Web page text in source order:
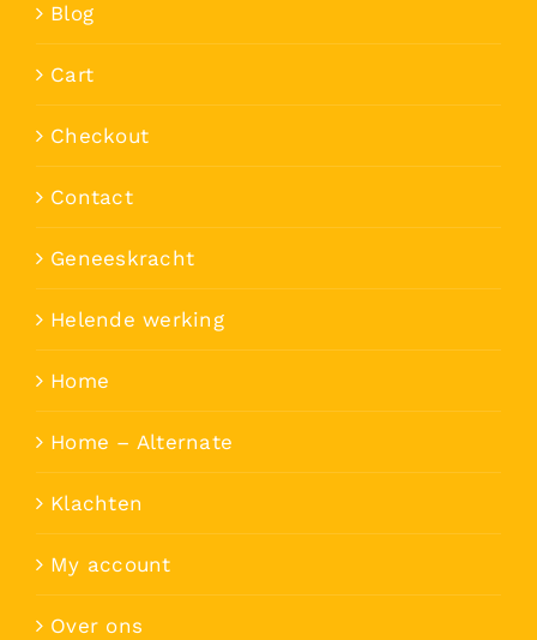
Blog
Cart
Checkout
Contact
Geneeskracht
Helende werking
Home
Home – Alternate
Klachten
My account
Over ons